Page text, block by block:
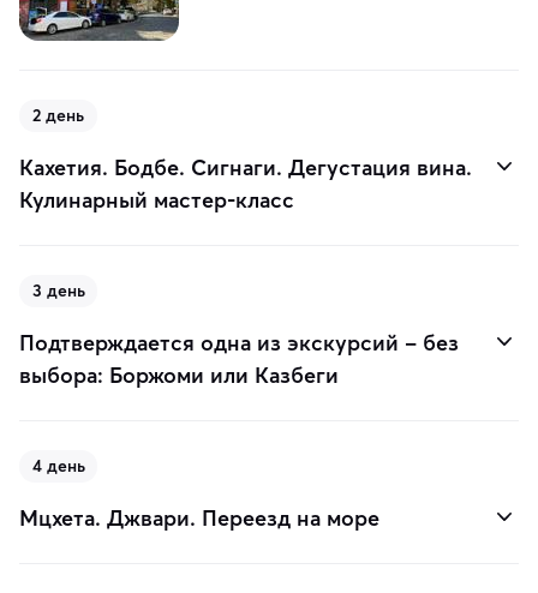
2 день
Кахетия. Бодбе. Сигнаги. Дегустация вина.
Кулинарный мастер-класс
3 день
Подтверждается одна из экскурсий – без
выбора: Боржоми или Казбеги
4 день
Мцхета. Джвари. Переезд на море